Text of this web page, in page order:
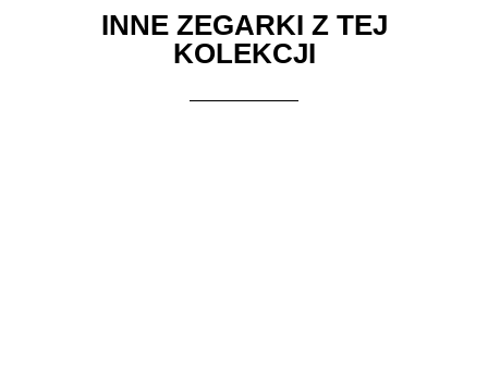
INNE ZEGARKI Z TEJ
KOLEKCJI